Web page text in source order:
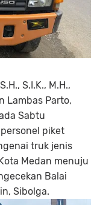
S.I.K., M.H.,
Lambas Parto,
Sabtu
piket
truk jenis
Medan menuju
Balai
Sibolga.